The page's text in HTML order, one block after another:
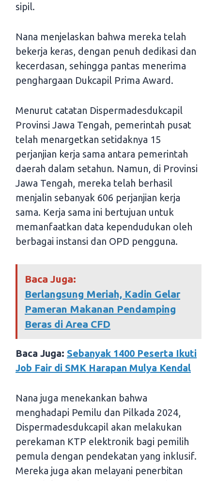
sipil.
Nana menjelaskan bahwa mereka telah
bekerja keras, dengan penuh dedikasi dan
kecerdasan, sehingga pantas menerima
penghargaan Dukcapil Prima Award.
Menurut catatan Dispermadesdukcapil
Provinsi Jawa Tengah, pemerintah pusat
telah menargetkan setidaknya 15
perjanjian kerja sama antara pemerintah
daerah dalam setahun. Namun, di Provinsi
Jawa Tengah, mereka telah berhasil
menjalin sebanyak 606 perjanjian kerja
sama. Kerja sama ini bertujuan untuk
memanfaatkan data kependudukan oleh
berbagai instansi dan OPD pengguna.
Baca Juga:
Berlangsung Meriah, Kadin Gelar
Pameran Makanan Pendamping
Beras di Area CFD
Baca Juga: Sebanyak 1400 Peserta Ikuti
Job Fair di SMK Harapan Mulya Kendal
Nana juga menekankan bahwa
menghadapi Pemilu dan Pilkada 2024,
Dispermadesdukcapil akan melakukan
perekaman KTP elektronik bagi pemilih
pemula dengan pendekatan yang inklusif.
Mereka juga akan melayani penerbitan